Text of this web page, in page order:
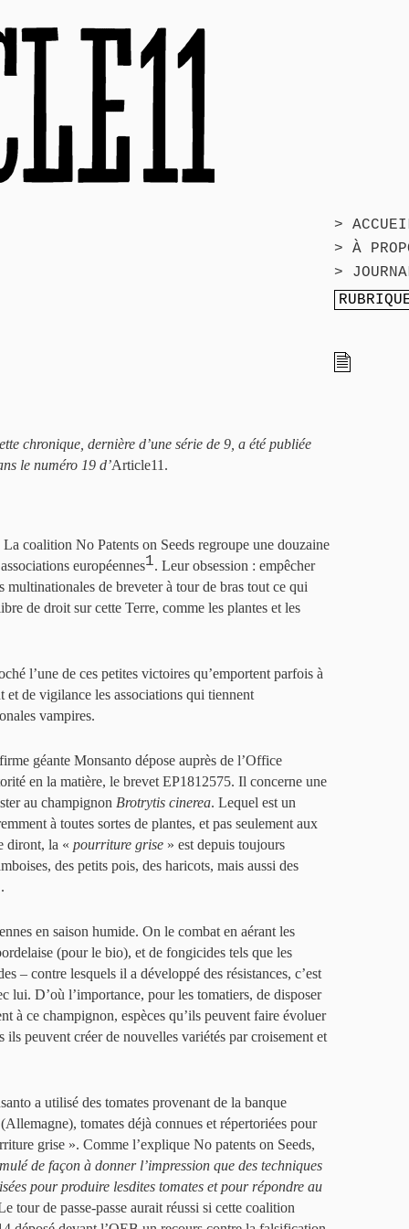
>
> À
>
chronique, dernière d’une série de 9, a été publiée
le numéro 19 d’Article11.
La coalition No Patents on Seeds regroupe une douzaine
européennes1. Leur obsession : empêcher
multinationales de breveter à tour de bras tout ce qui
de droit sur cette Terre, comme les plantes et les
l’une de ces petites victoires qu’emportent parfois à
de vigilance les associations qui tiennent
vampires.
géante Monsanto dépose auprès de l’Office
en la matière, le brevet EP1812575. Il concerne une
au champignon Brotrytis cinerea. Lequel est un
à toutes sortes de plantes, et pas seulement aux
diront, la « pourriture grise » est depuis toujours
des petits pois, des haricots, mais aussi des
.
en saison humide. On le combat en aérant les
(pour le bio), et de fongicides tels que les
– contre lesquels il a développé des résistances, c’est
lui. D’où l’importance, pour les tomatiers, de disposer
à ce champignon, espèces qu’ils peuvent faire évoluer
ils peuvent créer de nouvelles variétés par croisement et
a utilisé des tomates provenant de la banque
tomates déjà connues et répertoriées pour
grise ». Comme l’explique No patents on Seeds,
de façon à donner l’impression que des techniques
pour produire lesdites tomates et pour répondre au
tour de passe-passe aurait réussi si cette coalition